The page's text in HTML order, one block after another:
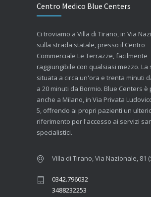
Centro Medico Blue Centers
Ci troviamo a Villa di Tirano, in Via
sulla strada statale, presso il Centro
Commerciale Le Terrazze, facilmente
raggiungibile con qualsiasi mezzo. La
situata a circa un'ora e trenta minuti
a 20 minuti da Bormio. Blue Centers
anche a Milano, in Via Privata
5, offrendo ai propri pazienti un
riferimento per l'accesso ai servizi
specialistici.
Villa di Tirano, Via Nazionale, 81
0342.796032
3488232253